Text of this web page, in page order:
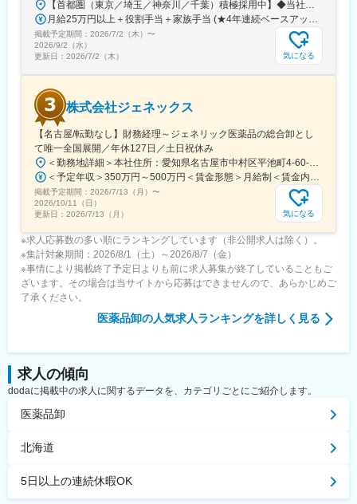
掲載予定期間： 2026/7/2（木） 〜
2026/9/2（水）
更新日： 2026/7/2（木） 気になる
株式会社ジェネックス
【名古屋/転勤なし】財務経理～ジェネリック医薬品の総合卸とし
て唯一全国展開／年休127日／土日祝休み
掲載予定期間： 2026/7/13（月） 〜
2026/10/11（日）
更新日： 2026/7/13（月） 気になる
※求人応募数の多い順にランキングしています（非公開求人は除く）。
※集計対象期間：2026/8/1（土）～2026/8/7（金）
※事情により掲載終了予定日よりも前に求人募集が終了していることもご
ざいます。その場合は当サイトから応募はできませんので、あらかじめご
了承ください。
医薬品卸の人気求人ランキングを詳しく見る
求人の傾向
dodaに掲載中の求人に関するデータを、カテゴリごとにご紹介します。
医薬品卸
北海道
5日以上の連続休暇OK